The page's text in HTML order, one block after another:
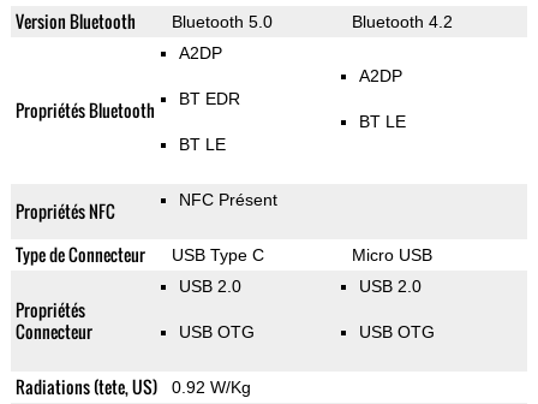
Version Bluetooth Bluetooth 5.0 Bluetooth 4.2
Propriétés Bluetooth
A2DP
BT EDR
BT LE
A2DP
BT LE
Propriétés NFC NFC Présent
Type de Connecteur USB Type C Micro USB
Propriétés
Connecteur
USB 2.0
USB OTG
USB 2.0
USB OTG
Radiations (tete, US) 0.92 W/Kg